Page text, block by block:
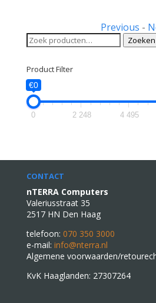
Previous -
Zoeken
naar:
Zoeken
Product Filter
€0
0 2 248 4 495
CONTACT
nTERRA Computers
Valeriusstraat 35
2517 HN Den Haag
telefoon: 070 350 3000
e-mail: info@nterra.nl
Algemene voorwaarden/
KvK Haaglanden: 27307264